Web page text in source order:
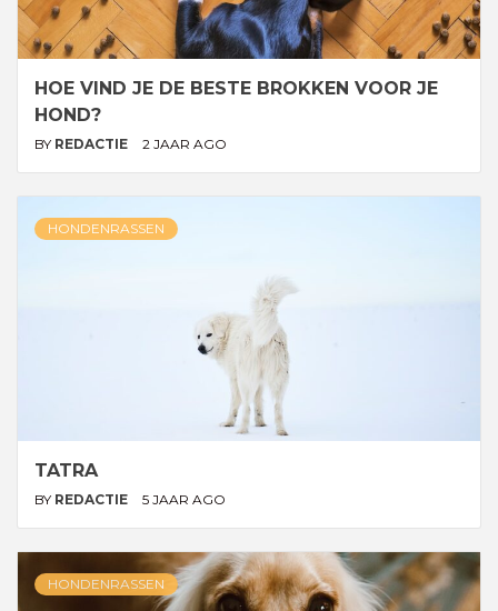
HOE VIND JE DE BESTE BROKKEN VOOR JE
HOND?
BY REDACTIE 2 JAAR AGO
HONDENRASSEN
TATRA
BY REDACTIE 5 JAAR AGO
HONDENRASSEN